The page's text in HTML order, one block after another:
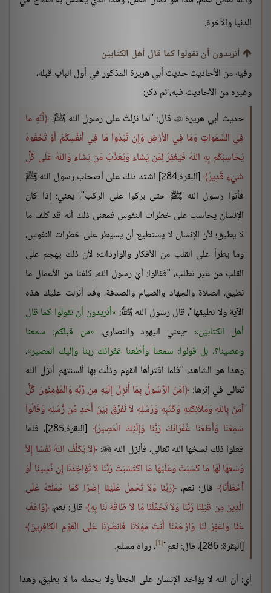
الدنيا والآخرة.
أتريدون أن تقولوا كما قال أهل الكتابيْن
وفيه من الأحاديث حديث أبي هريرة المذكور في أول الباب قبله،
وغيره من الأحاديث فيه، ثم ذكر:
حديث أبي هريرة قال: "لما نزلتْ على رسول الله ﷺ: لِّلَّهِ ما
فِي السَّمَواتِ وَمَا فِي الأَرْضِ وَإِن تُبْدُواْ مَا فِي أَنفُسِكُمْ أَوْ تُخْفُوهُ
يُحَاسِبْكُم بِهِ اللّهُ فَيَغْفِرُ لِمَن يَشَاء وَيُعَذِّبُ مَن يَشَاء وَاللّهُ عَلَى كُلِّ
شَيْءٍ قَدِيرٌ
[البقرة:284] اشتد ذلك على أصحاب رسول الله ﷺ
فأتوا رسول الله ﷺ حتى بركوا على الركب"، يعني: إذا كان
الإنسان يحاسب على خطرات النفوس فمعنى ذلك أنه قد كلف ما
لا يطيق؛ لأن الإنسان لا يستطيع أن يسيطر على خطرات النفوس،
وما يطرأ على القلب من الأفكار والواردات؛ لأن ذلك يهجم على
القلب من غير تطلب، "فقالوا: أيْ رسول الله، كلفنا من الأعمال ما
نطيق، الصلاة والجهاد والصيام والصدقة، وقد أنزلت عليك هذه
الآية ولا نطيقها"، قال رسول الله ﷺ: أتريدون أن تقولوا كما قال
أهل الكتابيْن
-يعني اليهود والنصارى،
من قبلكم: سمعنا
وعصينا؟، بل قولوا: سمعنا وأطعنا غفرانك ربنا وإليك المصير ،
وهذا هو الشاهد، "فلما اقترأها القوم وذلّت بها ألسنتهم أنزل الله
تعالى في إثرها: آمَنَ الرَّسُولُ بِمَا أُنزِلَ إِلَيْهِ مِن رَّبِّهِ وَالْمُؤْمِنُونَ كُلٌّ
آمَنَ بِاللّهِ وَمَلآئِكَتِهِ وَكُتُبِهِ وَرُسُلِهِ لاَ نُفَرِّقُ بَيْنَ أَحَدٍ مِّن رُّسُلِهِ وَقَالُواْ
سَمِعْنَا وَأَطَعْنَا غُفْرَانَكَ رَبَّنَا وَإِلَيْكَ الْمَصِيرُ
[البقرة:285]، فلما
فعلوا ذلك نسخها الله تعالى، فأنزل الله
: لاَ يُكَلِّفُ اللّهُ نَفْسًا إِلاَّ
وُسْعَهَا لَهَا مَا كَسَبَتْ وَعَلَيْهَا مَا اكْتَسَبَتْ رَبَّنَا لاَ تُؤَاخِذْنَا إِن نَّسِينَا أَوْ
أَخْطَأْنَا قال: نعم، رَبَّنَا وَلاَ تَحْمِلْ عَلَيْنَا إِصْرًا كَمَا حَمَلْتَهُ عَلَى
الَّذِينَ مِن قَبْلِنَا رَبَّنَا وَلاَ تُحَمِّلْنَا مَا لاَ طَاقَةَ لَنَا بِهِ قال: نعم، وَاعْفُ
عَنَّا وَاغْفِرْ لَنَا وَارْحَمْنَآ أَنتَ مَوْلاَنَا فَانصُرْنَا عَلَى الْقَوْمِ الْكَافِرِينَ
[البقرة: 286]، قال: نعم"
[1] ، رواه مسلم.
أي: أن الله لا يؤاخذ الإنسان على الخطأ ولا يحمله ما لا يطيق، وهذا